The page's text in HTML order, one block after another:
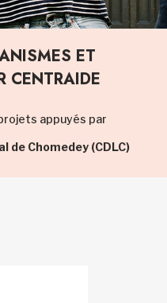
ET
CENTRAIDE
appuyés par
de Chomedey (CDLC)